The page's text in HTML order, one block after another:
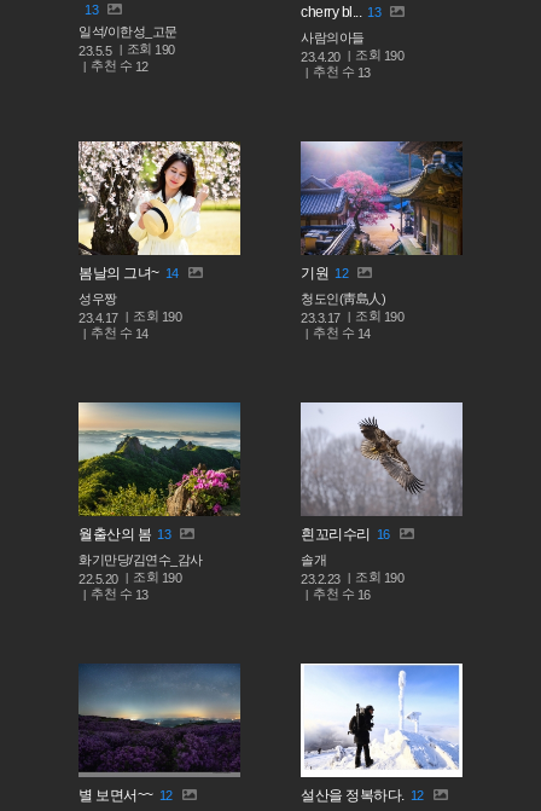
13
일석/이한성_고문
23.5.5
조회 190
추천 수 12
cherry bl...
13
사람의아들
23.4.20
조회 190
추천 수 13
봄날의 그녀~ 14
성우짱
23.4.17
조회 190
추천 수 14
기원 12
청도인(靑島人)
23.3.17
조회 190
추천 수 14
월출산의 봄 13
화기만당/김연수_감사
22.5.20
조회 190
추천 수 13
흰꼬리수리 16
솔개
23.2.23
조회 190
추천 수 16
별 보면서~~ 12
설산을 정복하다.
12